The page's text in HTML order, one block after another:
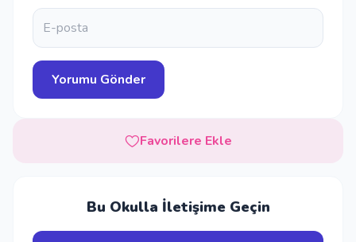
Favorilere Ekle
Bu Okulla İletişime Geçin